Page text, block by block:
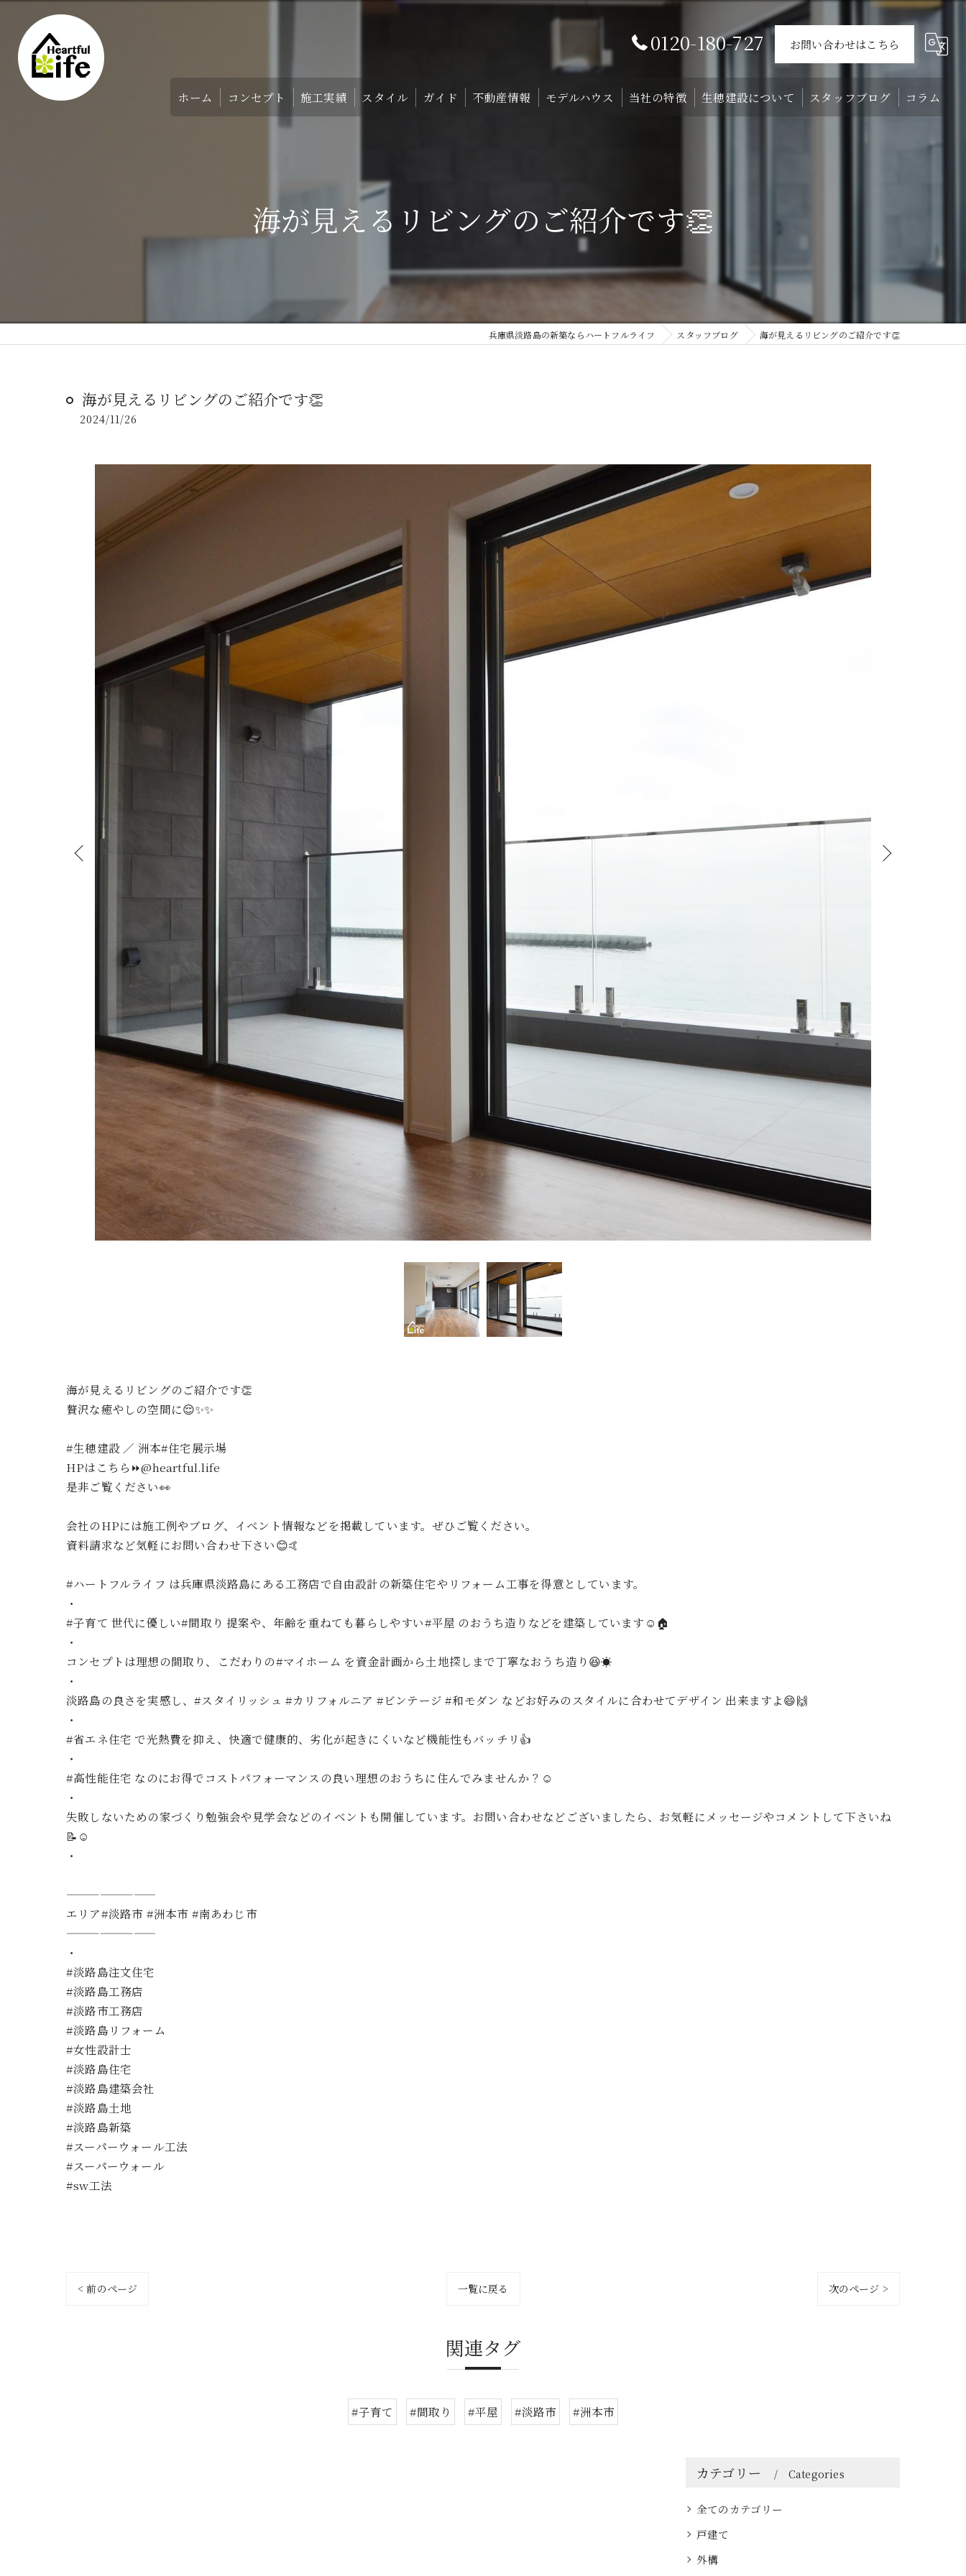
0120-180-727 お問い合わせはこちら
ホーム コンセプト 施工実績 スタイル
中庭のある家
HOMA-STYLE
ガイド
住まいの標準装備
不動産情報 モデルハウス
ご予約
当社の特徴
リフォーム
土地
生穂建設について スタッフブログ コラム
海が見えるリビングのご紹介です👏
兵庫県淡路島の新築ならハートフルライフ スタッフブログ 海が見えるリビングのご紹介です👏
海が見えるリビングのご紹介です👏
2024/11/26
海が見えるリビングのご紹介です👏
贅沢な癒やしの空間に😌✨✨
#生穂建設 ／ 洲本#住宅展示場
HPはこちら⏩@heartful.life
是非ご覧ください👀
会社のHPには施工例やブログ、イベント情報などを掲載しています。ぜひご覧ください。
資料請求など気軽にお問い合わせ下さい😊🤙
#ハートフルライフ は兵庫県淡路島にある工務店で自由設計の新築住宅やリフォーム工事を得意としています。
・
#子育て 世代に優しい#間取り 提案や、年齢を重ねても暮らしやすい#平屋 のおうち造りなどを建築しています☺️🏠
・
コンセプトは理想の間取り、こだわりの#マイホーム を資金計画から土地探しまで丁寧なおうち造り😆☀️
・
淡路島の良さを実感し、#スタイリッシュ #カリフォルニア #ビンテージ #和モダン などお好みのスタイルに合わせてデザイン 出来ますよ😄🙌
・
#省エネ住宅 で光熱費を抑え、快適で健康的、劣化が起きにくいなど機能性もバッチリ👍
・
#高性能住宅 なのにお得でコストパフォーマンスの良い理想のおうちに住んでみませんか？☺️
・
失敗しないための家づくり勉強会や見学会などのイベントも開催しています。お問い合わせなどございましたら、お気軽にメッセージやコメントして下さいね
📝☺️
・
————————
エリア#淡路市 #洲本市 #南あわじ市
————————
・
#淡路島注文住宅
#淡路島工務店
#淡路市工務店
#淡路島リフォーム
#女性設計士
#淡路島住宅
#淡路島建築会社
#淡路島土地
#淡路島新築
#スーパーウォール工法
#スーパーウォール
#sw工法
< 前のページ 一覧に戻る 次のページ >
関連タグ
#子育て #間取り #平屋 #淡路市 #洲本市
カテゴリー Categories
全てのカテゴリー
戸建て
外構